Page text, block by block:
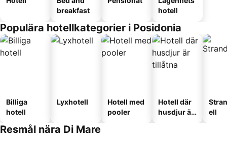
breakfast
hotell
Populära hotellkategorier i Posidonia
Billiga
hotell
Lyxhotell
Hotell med
pooler
Hotell där
husdjur är
ell
Resmål nära Di Mare